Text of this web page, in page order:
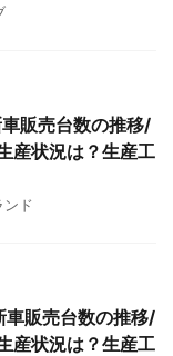
販売台数の推移/
産状況は？生産工
ンド
車販売台数の推移/
産状況は？生産工